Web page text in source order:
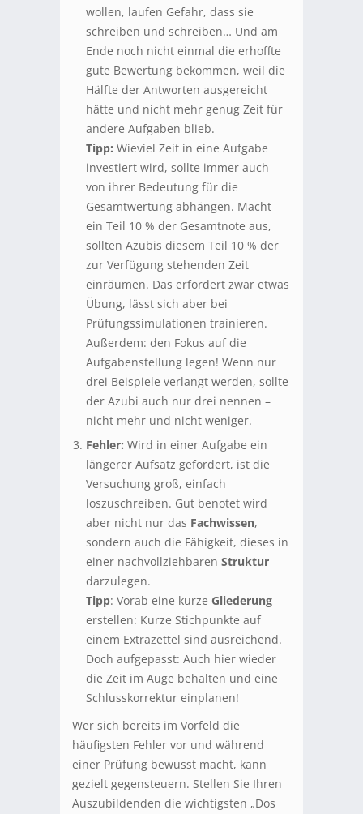
wollen, laufen Gefahr, dass sie
schreiben und schreiben… Und am
Ende noch nicht einmal die erhoffte
gute Bewertung bekommen, weil die
Hälfte der Antworten ausgereicht
hätte und nicht mehr genug Zeit für
andere Aufgaben blieb.
Tipp: Wieviel Zeit in eine Aufgabe
investiert wird, sollte immer auch
von ihrer Bedeutung für die
Gesamtwertung abhängen. Macht
ein Teil 10 % der Gesamtnote aus,
sollten Azubis diesem Teil 10 % der
zur Verfügung stehenden Zeit
einräumen. Das erfordert zwar etwas
Übung, lässt sich aber bei
Prüfungssimulationen trainieren.
Außerdem: den Fokus auf die
Aufgabenstellung legen! Wenn nur
drei Beispiele verlangt werden, sollte
der Azubi auch nur drei nennen –
nicht mehr und nicht weniger.
Fehler: Wird in einer Aufgabe ein
längerer Aufsatz gefordert, ist die
Versuchung groß, einfach
loszuschreiben. Gut benotet wird
aber nicht nur das Fachwissen,
sondern auch die Fähigkeit, dieses in
einer nachvollziehbaren Struktur
darzulegen.
Tipp: Vorab eine kurze Gliederung
erstellen: Kurze Stichpunkte auf
einem Extrazettel sind ausreichend.
Doch aufgepasst: Auch hier wieder
die Zeit im Auge behalten und eine
Schlusskorrektur einplanen!
Wer sich bereits im Vorfeld die
häufigsten Fehler vor und während
einer Prüfung bewusst macht, kann
gezielt gegensteuern. Stellen Sie Ihren
Auszubildenden die wichtigsten „Dos